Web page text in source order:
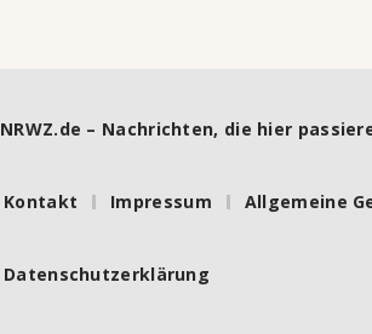
NRWZ.de – Nachrichten, die hier
Kontakt Impressum Allgemeine
Datenschutzerklärung